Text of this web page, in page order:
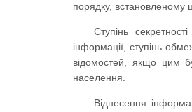
порядку,
Ступінь
інформації, ступінь
відомостей, якщо цим
населення.
Віднесення